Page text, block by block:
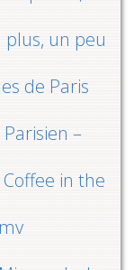
plus, un peu
de Paris
–
in the